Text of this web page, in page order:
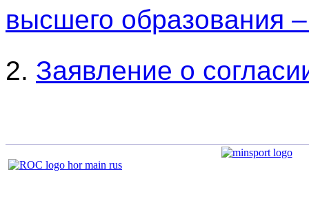
высшего образования
2. Заявление о